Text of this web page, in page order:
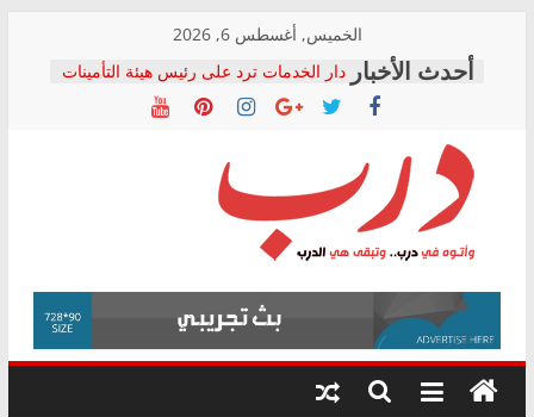
content
الخميس, أغسطس 6, 2026
دار الخدمات ترد على رئيس هيئة التأمينات
بعد مؤتمره الصحفي: إنكار الأزمة لا ينهي
معاناة أصحاب المعاشات.. ونطالب بكشف
فرحات سليمان يكتب: القطاع الصحي إلى
أين؟
حزب التحالف الشعبي يطلق لجنة “الحق
في الصحة” بالإسكندرية لرصد الانتهاكات
ودعم المرضى
الوزاري لمدينة الصحفيين.. وانتهاء أعمال
إنشاء المبنى الإداري
المجلس القومي لحقوق الإنسان يعلن
متابعة قضية الدكتور محمد زهران.. ويؤكد:
قرينة البراءة وضمانات المحاكمة العادلة
درب
وأتوه
درب..
وتبقى
هي